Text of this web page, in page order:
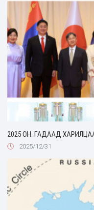
2025 ОН: ГАДААД
2025/12/31